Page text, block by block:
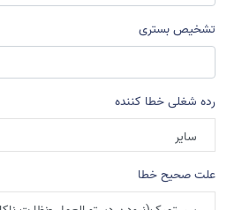
تشخیص بستری
رده شغلی خطا کننده
علت صحیح خطا